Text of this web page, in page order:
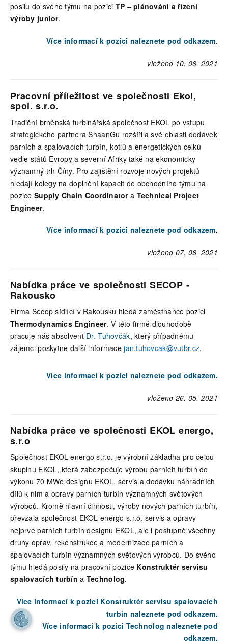
posilu do svého týmu na pozici TP – plánování a řízení
výroby junior.
Více informací k pozici naleznete pod odkazem.
vloženo 10. 06. 2021
Pracovní příležitost ve společnosti Ekol,
spol. s.r.o.
Tradiční brněnská turbinářská společnost EKOL po vstupu
strategického partnera ShaanGu rozšířila své oblasti dodávek
parních a spalovacích turbín, kotlů a energetických celků
vedle států Evropy a severní Afriky také na ekonomicky
významný trh Číny. Pro zajištění rozvoje nových projektů
hledají kolegy na doplnění kapacit do obchodního týmu na
pozice Supply Chain Coordinatora Technical Project
Engineer.
Více informací k pozici naleznete pod odkazem.
vloženo 07. 06. 2021
Nabídka práce ve společnosti SECOP -
Rakousko
Firma Secop sídlící v Rakousku hledá zaměstnance pozici
Thermodynamics Engineer. V této firmě dlouhodobě
pracuje náš absolvent Dr. Tuhovčák, který případnému
zájemci poskytne další informacejan.tuhovcak@vutbr.cz.
Více informací k pozici naleznete pod odkazem.
vloženo 26. 05. 2021
Nabídka práce ve společnosti EKOL energo,
s.r.o
Společnost EKOL energo s.r.o. je výrobní základna pro celou
skupinu EKOL, která zabezpečuje výrobu parních turbín do
výkonu 70 MWe designu EKOL, servis a dodávku náhradních
dílů k nim a opravy parních turbín významných světových
výrobců. Kromě hlavní činnosti, výroby nových parních turbín,
převzala společnost EKOL energo s.r.o. servis a opravy
nejprve parních turbín designu EKOL, ale i postupně všechny
druhy oprav, rekonstrukce a modernizace parních a
spalovacích turbín významných světových výrobců. Do svého
týmu hledá posily na pracovní pozice Konstruktér servisu
spalovacích turbín a Technolog.
Více informací k pozici Konstruktér servisu spalovacích
turbín naleznete pod odkazem.
Více informací k pozici Technolog naleznete pod
odkazem.